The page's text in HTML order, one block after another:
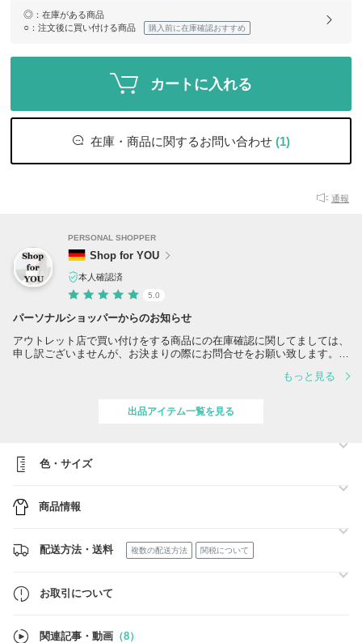
◎ ：在庫がある商品
○ ：注文後に買い付ける商品 購入前に在庫確認おすすめ
カートに入れる
在庫・商品に関するお問い合わせ (1)
通報
PERSONAL SHOPPER
Shop for YOU
本人確認済
5.0
パーソナルショッパーからのお知らせ
アウトレット店で買い付けをする商品にの在庫確認に関してましては、
申し訳ございませんが、お決まりの際にお問合せをお願い致します。
★冬時間 17:00pm～1:00am
お時間をいただく場合がございますが、17：00時以降に必ず返信させ
て頂きますので、ご理解いただけます様お願い申し上げます。
い。
もっと見る
出品アイテム一覧を見る
色・サイズ
商品情報
配送方法・送料 複数の配送方法 関税について
お取引について
関連記事・動画 （8）